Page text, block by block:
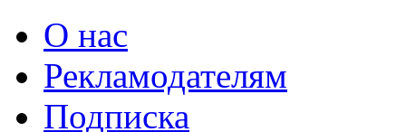
О нас
Рекламодателям
Подписка